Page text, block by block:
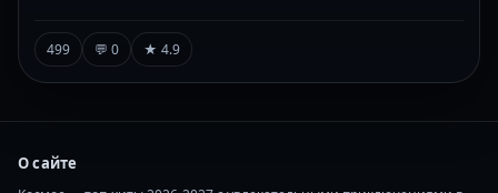
499 💬 0 ★ 4.9
О сайте